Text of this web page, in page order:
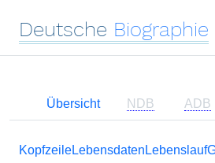
Deutsche Biographie
Übersicht NDB ADB
KopfzeileLebensdaten Lebenslauf